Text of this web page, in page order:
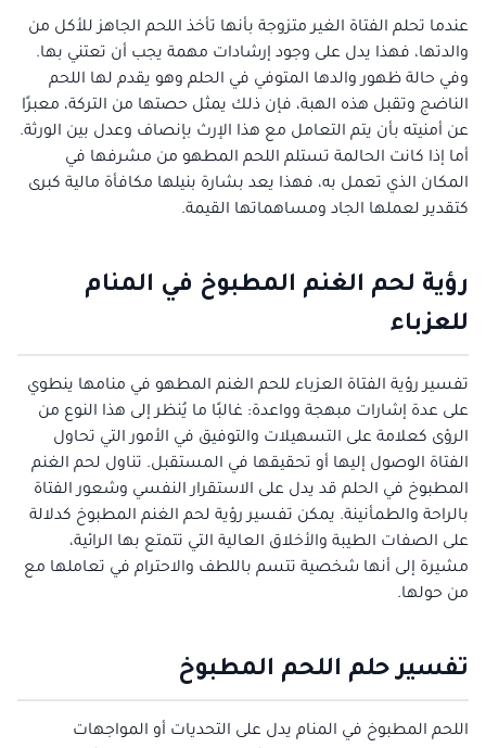
عندما تحلم الفتاة الغير متزوجة بأنها تأخذ اللحم الجاهز للأكل من
والدتها، فهذا يدل على وجود إرشادات مهمة يجب أن تعتني بها.
وفي حالة ظهور والدها المتوفي في الحلم وهو يقدم لها اللحم
الناضج وتقبل هذه الهبة، فإن ذلك يمثل حصتها من التركة، معبرًا
عن أمنيته بأن يتم التعامل مع هذا الإرث بإنصاف وعدل بين الورثة.
أما إذا كانت الحالمة تستلم اللحم المطهو من مشرفها في
المكان الذي تعمل به، فهذا يعد بشارة بنيلها مكافأة مالية كبرى
كتقدير لعملها الجاد ومساهماتها القيمة.
رؤية لحم الغنم المطبوخ في المنام
للعزباء
تفسير رؤية الفتاة العزباء للحم الغنم المطهو في منامها ينطوي
على عدة إشارات مبهجة وواعدة: غالبًا ما يُنظر إلى هذا النوع من
الرؤى كعلامة على التسهيلات والتوفيق في الأمور التي تحاول
الفتاة الوصول إليها أو تحقيقها في المستقبل. تناول لحم الغنم
المطبوخ في الحلم قد يدل على الاستقرار النفسي وشعور الفتاة
بالراحة والطمأنينة. يمكن تفسير رؤية لحم الغنم المطبوخ كدلالة
على الصفات الطيبة والأخلاق العالية التي تتمتع بها الرائية،
مشيرة إلى أنها شخصية تتسم باللطف والاحترام في تعاملها مع
من حولها.
تفسير حلم اللحم المطبوخ
اللحم المطبوخ في المنام يدل على التحديات أو المواجهات